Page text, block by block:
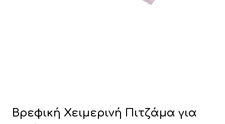
Βρεφική Χειμερινή Πιτζάμα για